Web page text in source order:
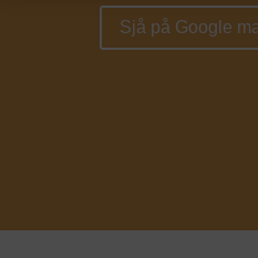
Sjå på Google